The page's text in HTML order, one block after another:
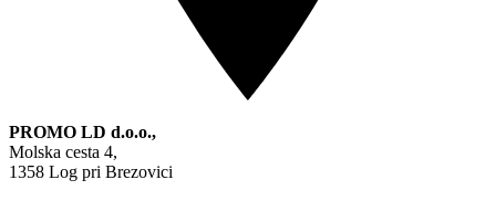
PROMO LD d.o.o.,
Molska cesta 4,
1358 Log pri Brezovici